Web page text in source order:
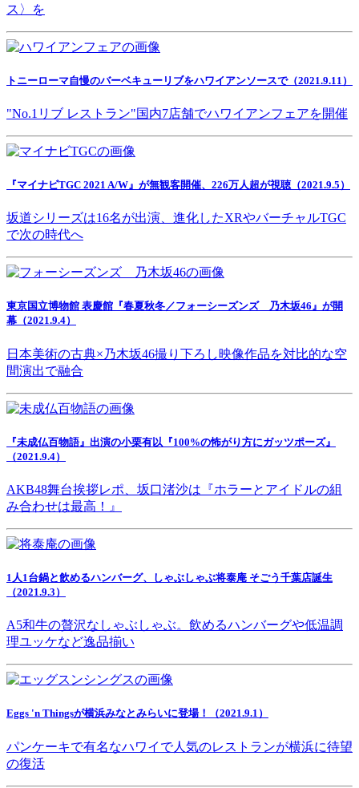
ス〉を
トニーローマ自慢のバーベキューリブをハワイアンソースで（2021.9.11）
"No.1リブ レストラン"国内7店舗でハワイアンフェアを開催
『マイナビTGC 2021 A/W』が無観客開催、226万人超が視聴（2021.9.5）
坂道シリーズは16名が出演、進化したXRやバーチャルTGC
で次の時代へ
東京国立博物館 表慶館『春夏秋冬／フォーシーズンズ 乃木坂46』が開
幕（2021.9.4）
日本美術の古典×乃木坂46撮り下ろし映像作品を対比的な空
間演出で融合
『未成仏百物語』出演の小栗有以『100%の怖がり方にガッツポーズ』
（2021.9.4）
AKB48舞台挨拶レポ、坂口渚沙は『ホラーとアイドルの組
み合わせは最高！』
1人1台鍋と飲めるハンバーグ、しゃぶしゃぶ将泰庵 そごう千葉店誕生
（2021.9.3）
A5和牛の贅沢なしゃぶしゃぶ。飲めるハンバーグや低温調
理ユッケなど逸品揃い
Eggs 'n Thingsが横浜みなとみらいに登場！（2021.9.1）
パンケーキで有名なハワイで人気のレストランが横浜に待望
の復活